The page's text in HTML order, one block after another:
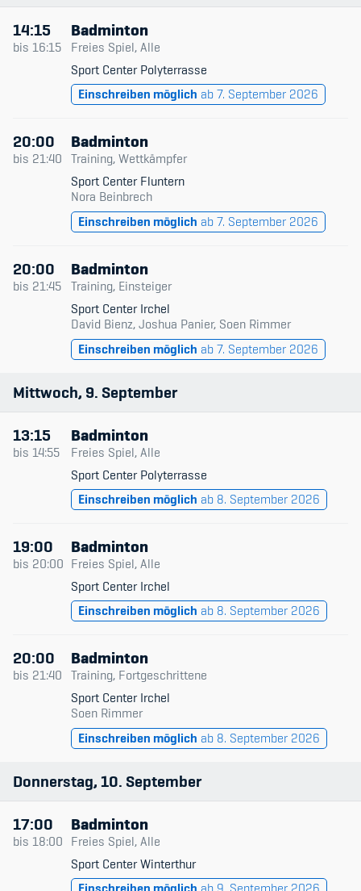
14:15
bis 16:15
Badminton
Freies Spiel, Alle
Sport Center Polyterrasse
Einschreiben möglich ab 7. September 2026
20:00
bis 21:40
Badminton
Training, Wettkämpfer
Sport Center Fluntern
Nora Beinbrech
Einschreiben möglich ab 7. September 2026
20:00
bis 21:45
Badminton
Training, Einsteiger
Sport Center Irchel
David Bienz, Joshua Panier, Soen Rimmer
Einschreiben möglich ab 7. September 2026
Mittwoch 9 September
13:15
bis 14:55
Badminton
Freies Spiel, Alle
Sport Center Polyterrasse
Einschreiben möglich ab 8. September 2026
19:00
bis 20:00
Badminton
Freies Spiel, Alle
Sport Center Irchel
Einschreiben möglich ab 8. September 2026
20:00
bis 21:40
Badminton
Training, Fortgeschrittene
Sport Center Irchel
Soen Rimmer
Einschreiben möglich ab 8. September 2026
Donnerstag 10 September
17:00
bis 18:00
Badminton
Freies Spiel, Alle
Sport Center Winterthur